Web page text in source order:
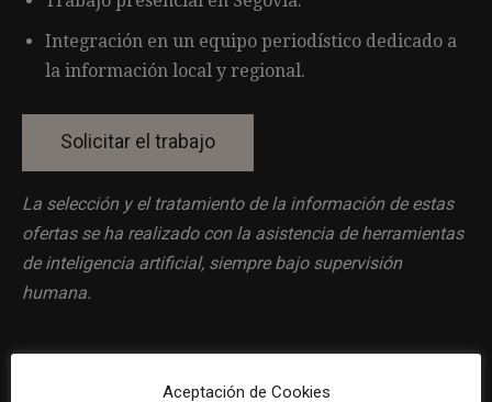
Integración en un equipo periodístico dedicado a
la información local y regional.
La selección y el tratamiento de la información de estas
ofertas se ha realizado con la asistencia de herramientas
de inteligencia artificial, siempre bajo supervisión
humana.
Aceptación de Cookies